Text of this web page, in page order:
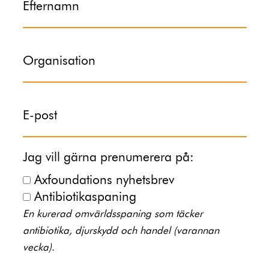
Efternamn
Organisation
E-post
Jag vill gärna prenumerera på:
Axfoundations nyhetsbrev
Antibiotikaspaning
En kurerad omvärldsspaning som täcker
antibiotika, djurskydd och handel (varannan
vecka).